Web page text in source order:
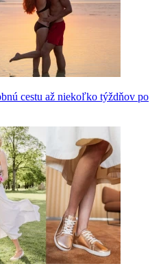
cestu až niekoľko týždňov po